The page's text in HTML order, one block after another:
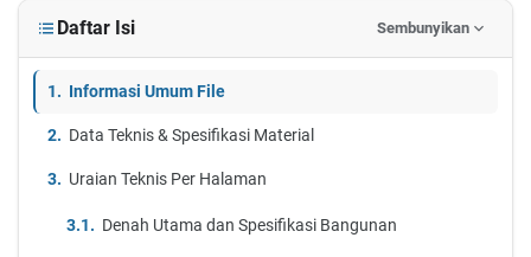
Daftar Isi Sembunyikan
Informasi Umum File
Data Teknis & Spesifikasi Material
Uraian Teknis Per Halaman
Denah Utama dan Spesifikasi Bangunan